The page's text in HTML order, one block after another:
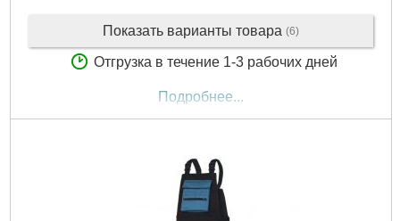
Показать варианты товара (6)
Отгрузка в течение 1-3 рабочих дней
Подробнее...